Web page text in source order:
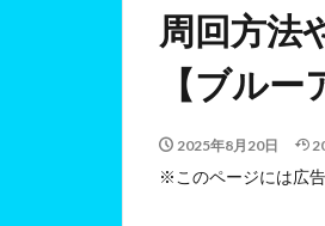
周回方法
【ブルー
2025年8月20日
※このページには広